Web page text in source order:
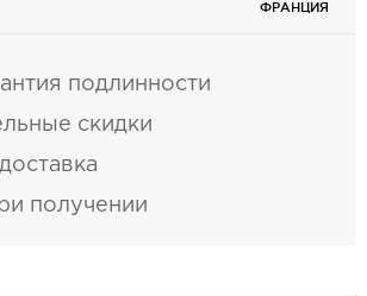
ФРАНЦИЯ
подлинности
скидки
получении